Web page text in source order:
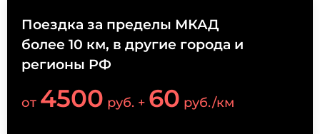
Поездка за пределы МКАД
более 10 км, в другие города и
регионы РФ
от 4500 руб. + 60 руб./км